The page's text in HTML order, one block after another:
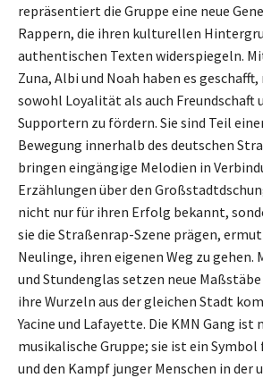
repräsentiert die Gruppe eine neue
Rappern, die ihren kulturellen
authentischen Texten widerspiegeln.
Zuna, Albi und Noah haben es
sowohl Loyalität als auch Freundschaft
Supportern zu fördern. Sie sind Teil
Bewegung innerhalb des deutschen
bringen eingängige Melodien in
Erzählungen über den
nicht nur für ihren Erfolg bekannt,
sie die Straßenrap-Szene prägen,
Neulinge, ihren eigenen Weg zu gehen.
und Stundenglas setzen neue Maßstäbe
ihre Wurzeln aus der gleichen Stadt
Yacine und Lafayette. Die KMN Gang ist
musikalische Gruppe; sie ist ein Symbol
und den Kampf junger Menschen in der